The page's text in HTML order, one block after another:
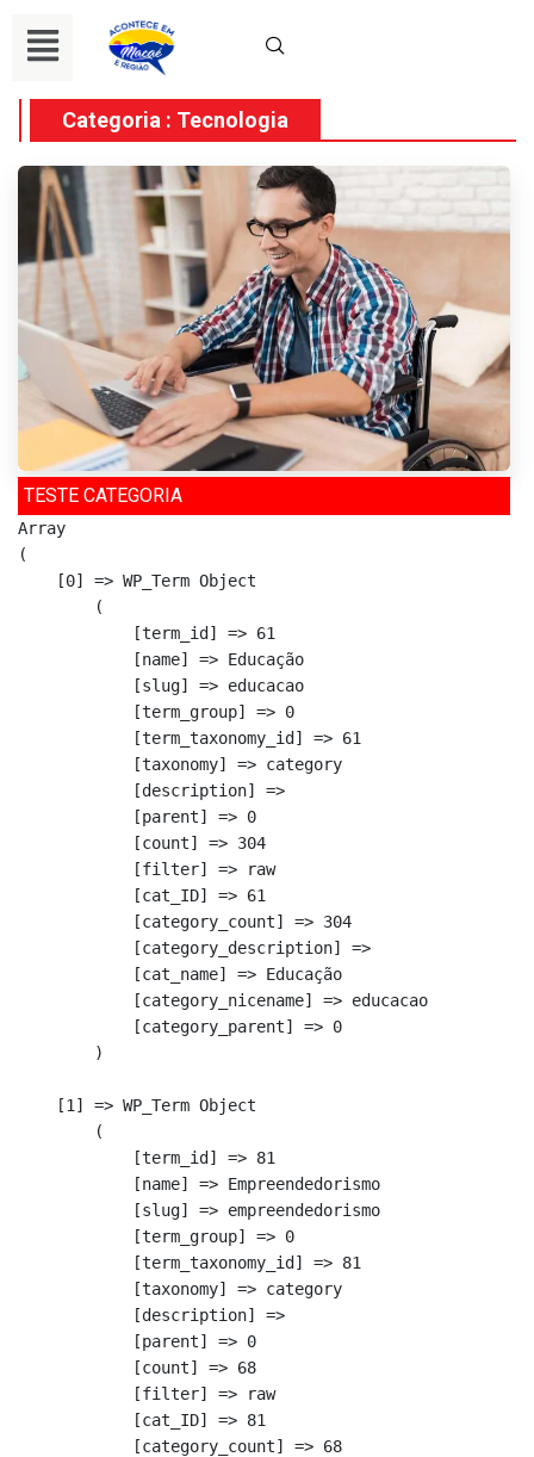
Categoria : Tecnologia
TESTE CATEGORIA
Array
(
    [0] => WP_Term Object
        (
            [term_id] => 61
            [name] => Educação
            [slug] => educacao
            [term_group] => 0
            [term_taxonomy_id] => 61
            [taxonomy] => category
            [description] =>
            [parent] => 0
            [count] => 304
            [filter] => raw
            [cat_ID] => 61
            [category_count] => 304
            [category_description] =>
            [cat_name] => Educação
            [category_nicename] => educacao
            [category_parent] => 0
        )
    [1] => WP_Term Object
        (
            [term_id] => 81
            [name] => Empreendedorismo
            [slug] => empreendedorismo
            [term_group] => 0
            [term_taxonomy_id] => 81
            [taxonomy] => category
            [description] =>
            [parent] => 0
            [count] => 68
            [filter] => raw
            [cat_ID] => 81
            [category_count] => 68